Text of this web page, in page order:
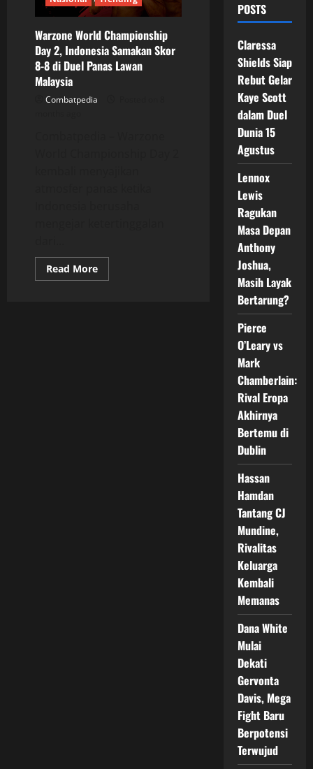
Warzone World Championship
Day 2, Indonesia Samakan Skor
8-8 di Duel Panas Lawan
Malaysia
Combatpedia
Read MoreRead
more
POSTS
Claressa
Shields Siap
Rebut Gelar
Kaye Scott
dalam Duel
Dunia 15
Agustus
Lennox
Lewis
Ragukan
Masa Depan
Anthony
Joshua,
Masih Layak
Bertarung?
Pierce
O’Leary vs
Mark
Chamberlain:
Rival Eropa
Akhirnya
Bertemu di
Dublin
Hassan
Hamdan
Tantang CJ
Mundine,
Rivalitas
Keluarga
Kembali
Memanas
Dana White
Mulai
Dekati
Gervonta
Davis, Mega
Fight Baru
Berpotensi
Terwujud